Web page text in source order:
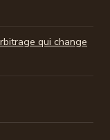
qui change